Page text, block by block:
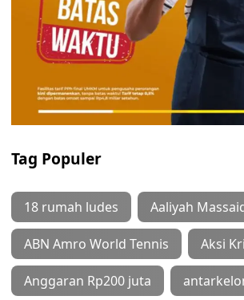
Tag Populer
18 rumah ludes Aaliyah
ABN Amro World Tennis Aksi
Anggaran Rp200 juta